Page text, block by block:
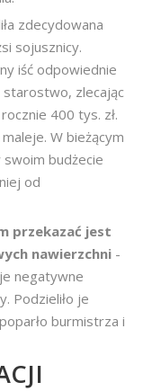
zdecydowana
sojusznicy.
iść odpowiednie
starostwo, zlecając
400 tys. zł.
W bieżącym
budżecie
od
przekazać jest
nawierzchni -
negatywne
Podzieliło je
burmistrza i